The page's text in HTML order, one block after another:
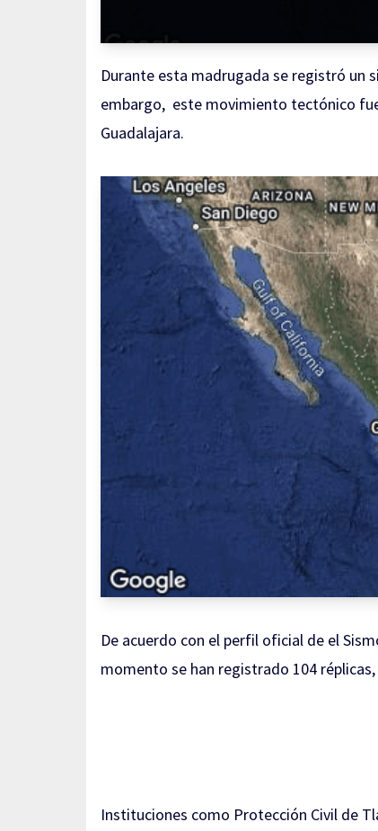
Durante esta madrugada se registró un
embargo, este movimiento tectónico
Guadalajara.
De acuerdo con el perfil oficial de el
momento se han registrado 104
Instituciones como Protección Civil de